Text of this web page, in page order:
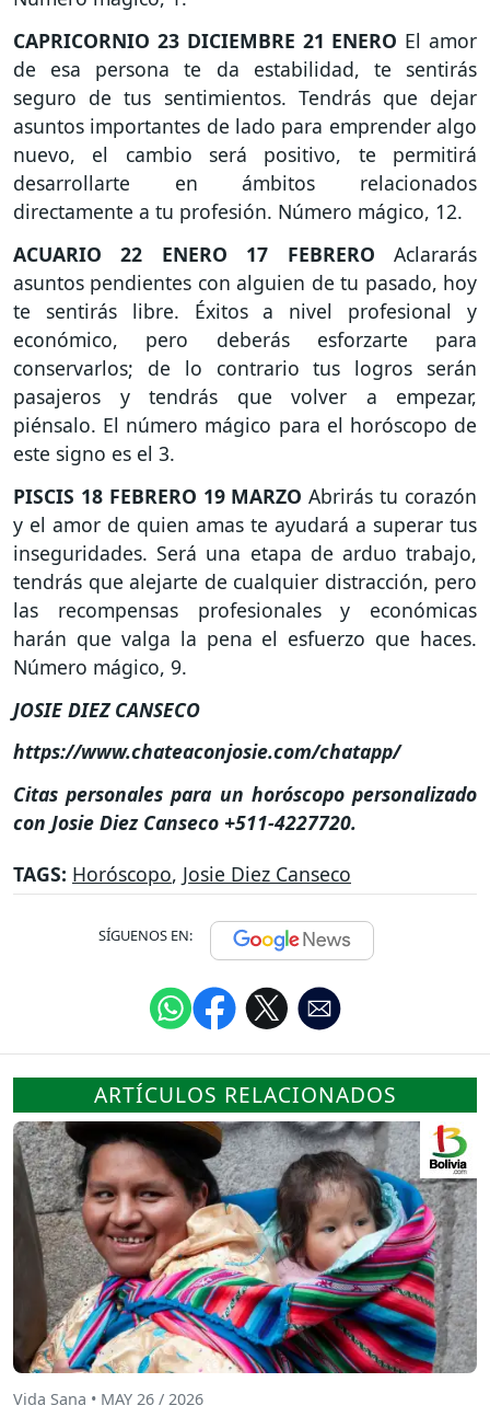
CAPRICORNIO 23 DICIEMBRE 21 ENERO El amor
de esa persona te da estabilidad, te sentirás
seguro de tus sentimientos. Tendrás que dejar
asuntos importantes de lado para emprender algo
nuevo, el cambio será positivo, te permitirá
desarrollarte en ámbitos relacionados
directamente a tu profesión. Número mágico, 12.
ACUARIO
22 ENERO 17 FEBRERO Aclararás
asuntos pendientes con alguien de tu pasado, hoy
te sentirás libre. Éxitos a nivel profesional y
económico, pero deberás esforzarte para
conservarlos; de lo contrario tus logros serán
pasajeros y tendrás que volver a empezar,
piénsalo. El número mágico para el horóscopo de
este signo es el 3.
PISCIS 18 FEBRERO 19 MARZO Abrirás tu corazón
y el amor de quien amas te ayudará a superar tus
inseguridades. Será una etapa de arduo trabajo,
tendrás que alejarte de cualquier distracción, pero
las recompensas profesionales y económicas
harán que valga la pena el esfuerzo que haces.
Número mágico, 9.
JOSIE DIEZ CANSECO
https://www.chateaconjosie.com/chatapp/
Citas personales para un horóscopo personalizado
con Josie Diez Canseco +511-4227720.
TAGS: Horóscopo, Josie Diez Canseco
SÍGUENOS EN:
ARTÍCULOS RELACIONADOS
Vida Sana • MAY 26 / 2026